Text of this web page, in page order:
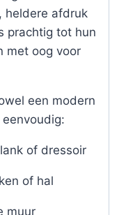
heldere afdruk
prachtig tot hun
met oog voor
een modern
of dressoir
of hal
muur